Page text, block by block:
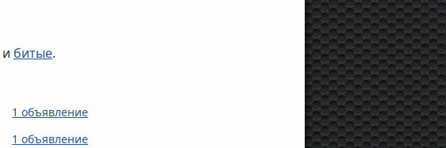
и битые.
1 объявление
1 объявление